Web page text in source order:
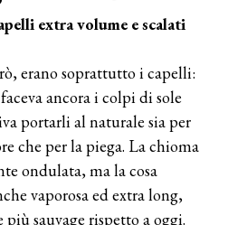
extra volume e scalati
erano soprattutto i capelli:
ancora i colpi di sole
portarli al naturale sia per
che per la piega. La chioma
ondulata, ma la cosa
vaporosa ed extra long,
sauvage rispetto a oggi.
collezione
di look firmati
di Roma